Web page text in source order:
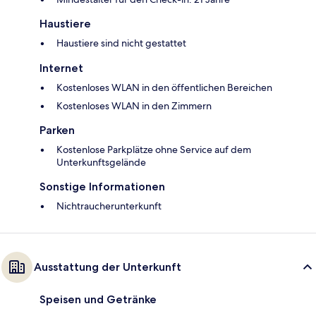
Haustiere
Haustiere sind nicht gestattet
Internet
Kostenloses WLAN in den öffentlichen Bereichen
Kostenloses WLAN in den Zimmern
Parken
Kostenlose Parkplätze ohne Service auf dem
Unterkunftsgelände
Sonstige Informationen
Nichtraucherunterkunft
Ausstattung der Unterkunft
Speisen und Getränke